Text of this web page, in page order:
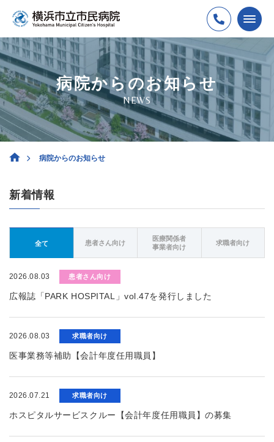
病院からのお知らせ
NEWS
病院からのお知らせ
新着情報
全て 患者さん向け
医療関係者
事業者向け
求職者向け
2026.08.03 患者さん向け
広報誌「PARK HOSPITAL」vol.47を発行しました
2026.08.03 求職者向け
医事業務等補助【会計年度任用職員】
2026.07.21 求職者向け
ホスピタルサービスクルー【会計年度任用職員】の募集